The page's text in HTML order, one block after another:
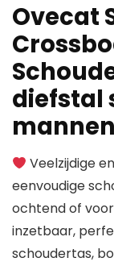
Ovecat
diefstal
Veelzijdige
eenvoudige
ochtend of voor
inzetbaar,
schoudertas,